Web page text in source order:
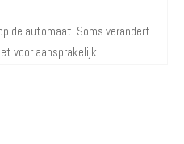
de automaat. Soms verandert
voor aansprakelijk.